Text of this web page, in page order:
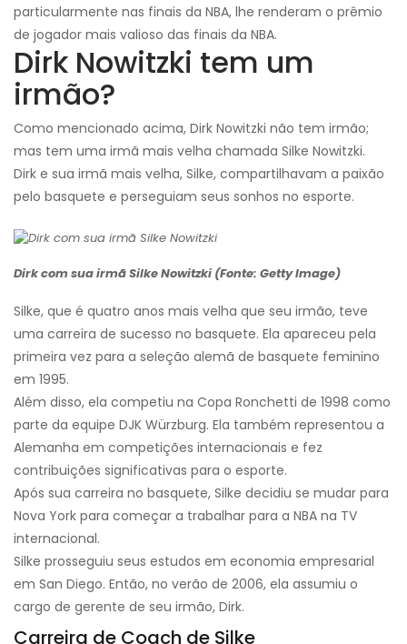
particularmente nas finais da NBA, lhe renderam o prêmio
de jogador mais valioso das finais da NBA.
Dirk Nowitzki tem um
irmão?
Como mencionado acima, Dirk Nowitzki não tem irmão;
mas tem uma irmã mais velha chamada Silke Nowitzki.
Dirk e sua irmã mais velha, Silke, compartilhavam a paixão
pelo basquete e perseguiam seus sonhos no esporte.
Dirk com sua irmã Silke Nowitzki (Fonte: Getty Image)
Silke, que é quatro anos mais velha que seu irmão, teve
uma carreira de sucesso no basquete. Ela apareceu pela
primeira vez para a seleção alemã de basquete feminino
em 1995.
Além disso, ela competiu na Copa Ronchetti de 1998 como
parte da equipe DJK Würzburg. Ela também representou a
Alemanha em competições internacionais e fez
contribuições significativas para o esporte.
Após sua carreira no basquete, Silke decidiu se mudar para
Nova York para começar a trabalhar para a NBA na TV
internacional.
Silke prosseguiu seus estudos em economia empresarial
em San Diego. Então, no verão de 2006, ela assumiu o
cargo de gerente de seu irmão, Dirk.
Carreira de Coach de Silke